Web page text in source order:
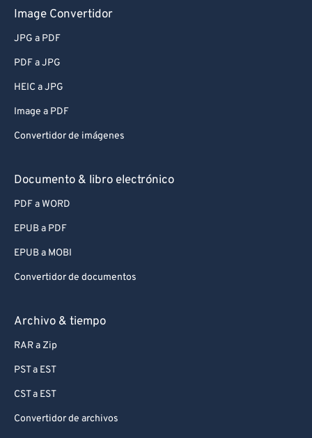
Image Convertidor
JPG a PDF
PDF a JPG
HEIC a JPG
Image a PDF
Convertidor de imágenes
Documento & libro electrónico
PDF a WORD
EPUB a PDF
EPUB a MOBI
Convertidor de documentos
Archivo & tiempo
RAR a Zip
PST a EST
CST a EST
Convertidor de archivos